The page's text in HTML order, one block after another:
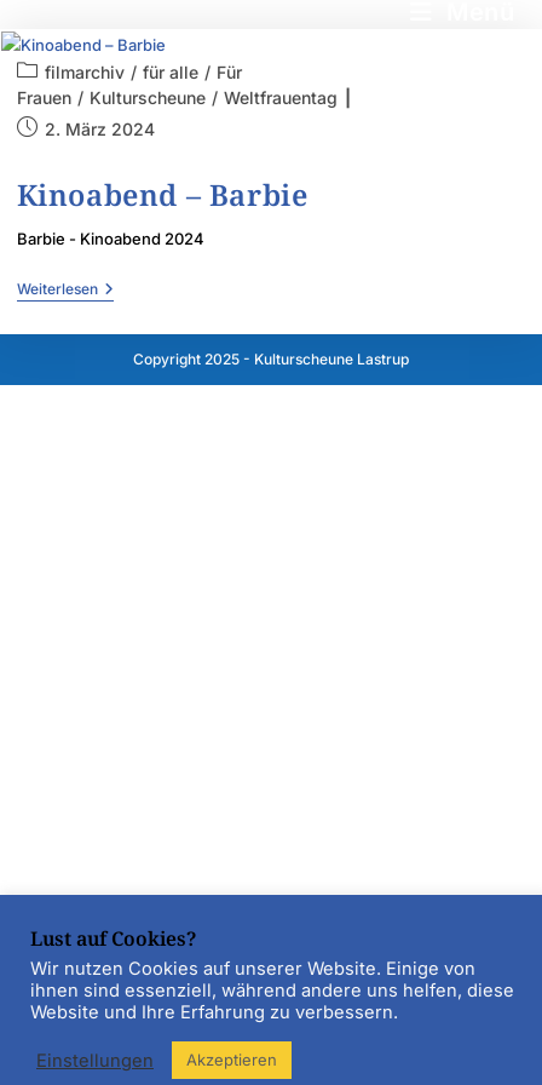
filmarchiv / für alle / Für
Frauen / Kulturscheune / Weltfrauentag
2. März 2024
Kinoabend – Barbie
Barbie - Kinoabend 2024
Weiterlesen
Copyright 2025 - Kulturscheune Lastrup
Lust auf Cookies?
Wir nutzen Cookies auf unserer Website. Einige von
ihnen sind essenziell, während andere uns helfen, diese
Website und Ihre Erfahrung zu verbessern.
Einstellungen Akzeptieren